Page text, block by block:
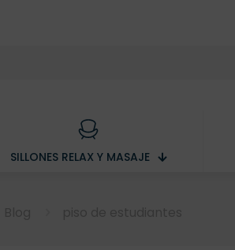
SILLONES RELAX Y MASAJE